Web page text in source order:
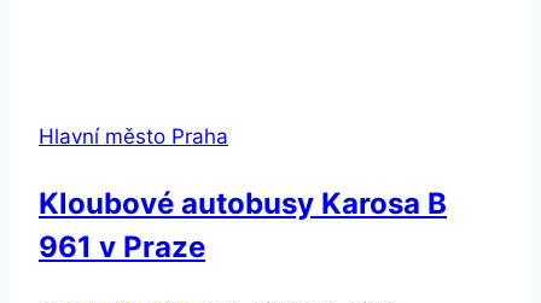
Hlavní město Praha
Kloubové autobusy Karosa B
961 v Praze